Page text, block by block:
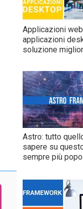
Applicazioni
applicazioni
soluzione
Astro: tutto
sapere su
sempre più